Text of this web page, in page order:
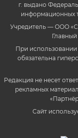
г. выдано
информационных
Учредитель — ООО
При
обязательна
Редакция не несет
рекламных
Сайт